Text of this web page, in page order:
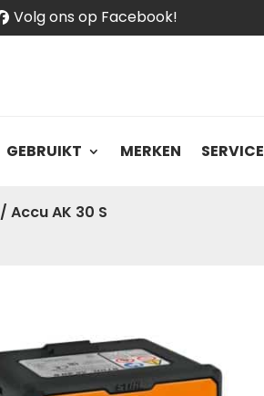
Volg ons op Facebook!
GEBRUIKT MERKEN SERVICE
/Accu AK 30 S